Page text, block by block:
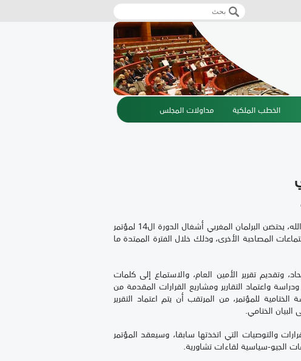
استمارة البحث
‏بحث ‏
الخطب الملكية مداولات المجلس
تحت الرعاية السامية لصاحب الجلالة الملك محمد السادس نصره الله، يحتضن البرلمان المغربي أشغال الدورة ال14 لمؤتمر
المصاحبة الأخرى، وذلك خلال الفترة الممتدة ما
وتقديم تقرير الأمين العام، والاستماع إلى كلمات
تقرير الدورة ال21 للجنة العامة، ودراسة واعتماد التقارير ومشاريع القرارات المقدمة من
للمؤتمر، من المرتقب أن يتم اعتماد التقرير
والتوصيات التي اتخذتها سابقا، وسيعقد المؤتمر
الجيو-سياسية لقاءات تشاورية.